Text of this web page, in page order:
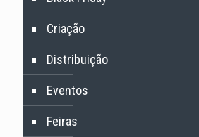
Criação
Distribuição
Eventos
Feiras